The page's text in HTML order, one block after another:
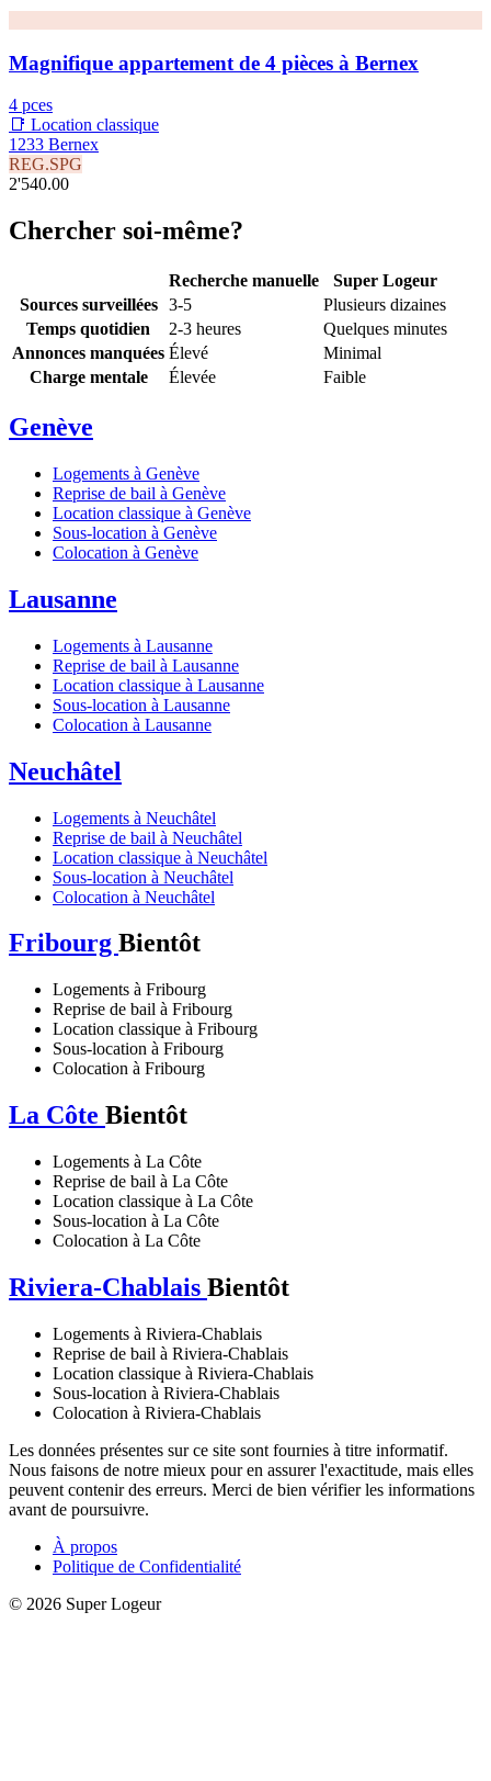
Magnifique appartement de 4 pièces à Bernex
4 pces
📑 Location classique
1233 Bernex
REG.SPG
2'540.00
Chercher soi-même?
Recherche manuelle
Super Logeur
Sources surveillées
3-5
Plusieurs dizaines
Temps quotidien
2-3 heures
Quelques minutes
Annonces manquées Élevé
Minimal
Charge mentale
Élevée Faible
Genève
Logements à Genève
Reprise de bail à Genève
Location classique à Genève
Sous-location à Genève
Colocation à Genève
Lausanne
Logements à Lausanne
Reprise de bail à Lausanne
Location classique à Lausanne
Sous-location à Lausanne
Colocation à Lausanne
Neuchâtel
Logements à Neuchâtel
Reprise de bail à Neuchâtel
Location classique à Neuchâtel
Sous-location à Neuchâtel
Colocation à Neuchâtel
Fribourg Bientôt
Logements à Fribourg
Reprise de bail à Fribourg
Location classique à Fribourg
Sous-location à Fribourg
Colocation à Fribourg
La Côte Bientôt
Logements à La Côte
Reprise de bail à La Côte
Location classique à La Côte
Sous-location à La Côte
Colocation à La Côte
Riviera-Chablais Bientôt
Logements à Riviera-Chablais
Reprise de bail à Riviera-Chablais
Location classique à Riviera-Chablais
Sous-location à Riviera-Chablais
Colocation à Riviera-Chablais
Les données présentes sur ce site sont fournies à titre informatif.
Nous faisons de notre mieux pour en assurer l'exactitude, mais elles
peuvent contenir des erreurs. Merci de bien vérifier les informations
avant de poursuivre.
À propos
Politique de Confidentialité
© 2026 Super Logeur